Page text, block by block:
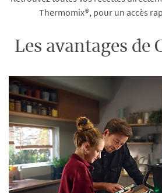
Thermomix®, pour un accès
Les avantages de